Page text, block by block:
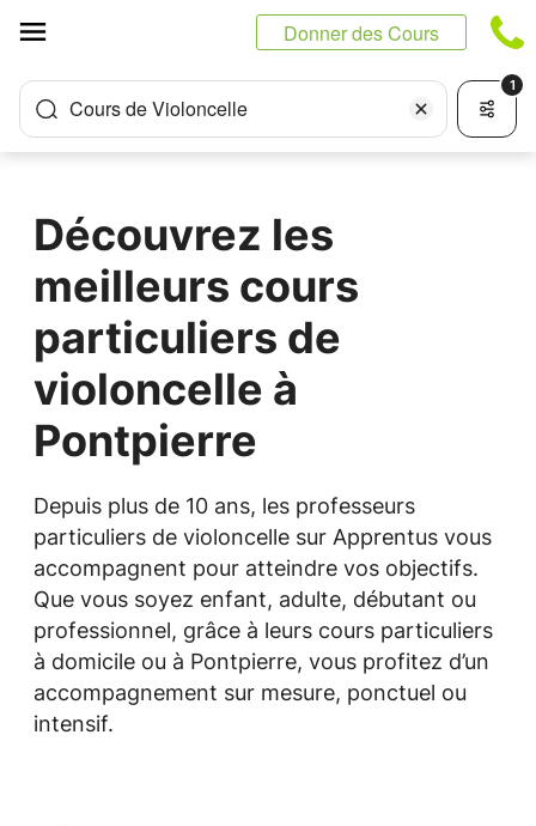
Donner des Cours
Cours de Violoncelle
1
Découvrez les
meilleurs cours
particuliers de
violoncelle à
Pontpierre
Depuis plus de 10 ans, les professeurs
particuliers de violoncelle sur Apprentus vous
accompagnent pour atteindre vos objectifs.
Que vous soyez enfant, adulte, débutant ou
professionnel, grâce à leurs cours particuliers
à domicile ou à Pontpierre, vous profitez d’un
accompagnement sur mesure, ponctuel ou
intensif.